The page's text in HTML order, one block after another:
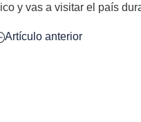
y vas a visitar el país
Artículo anterior